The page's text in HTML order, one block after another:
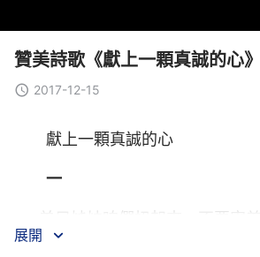
贊美詩歌《獻上一顆真誠的心
2017-12-15
獻上一顆真誠的心
一
展開